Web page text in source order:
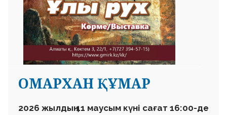
ОМАРХАН ҚҰМАР
2026 жылдың 11 маусым күні сағат 16:00-де